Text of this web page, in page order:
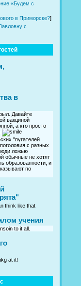
«Будем с
в Приморске?]
с
в
Давайте
вакциной
а кто просто
"пугателей
с разных
ложью
обычные не хотят
образованности, и
по
think like that
учения
to it all.
at it!